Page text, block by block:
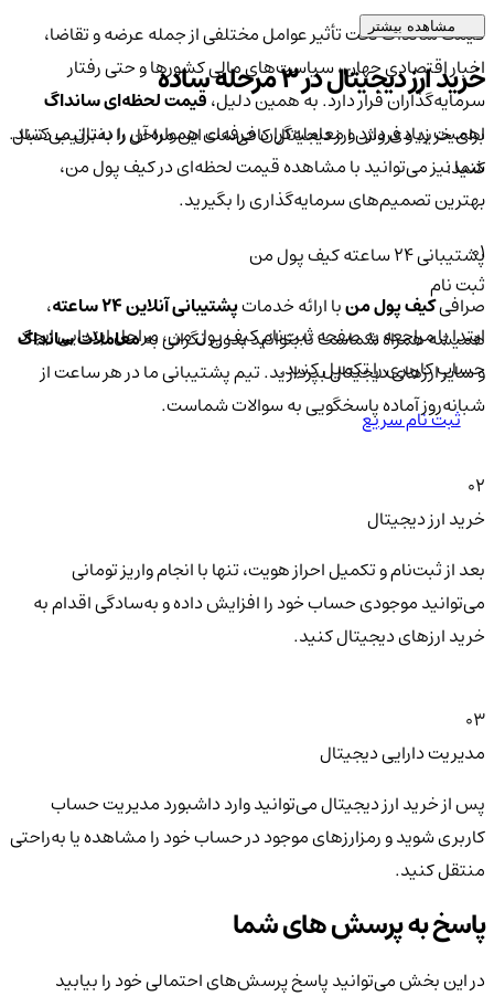
قیمت سانداگ تحت تأثیر عوامل مختلفی از جمله عرضه و تقاضا،
اخبار اقتصادی جهان، سیاست‌های مالی کشورها و حتی رفتار
سرمایه‌گذاران قرار دارد. به همین دلیل،قیمت لحظه‌ای سانداگ
اهمیت زیادی دارد و معامله‌گران حرفه‌ای همواره آن را دنبال می‌کنند.
شما نیز می‌توانید با مشاهده قیمت لحظه‌ای در کیف پول من،
بهترین تصمیم‌های سرمایه‌گذاری را بگیرید.
پشتیبانی ۲۴ ساعته کیف پول من
صرافیکیف پول منبا ارائه خدماتپشتیبانی آنلاین ۲۴ ساعته
،
همیشه همراه شماست تا بتوانید بدون نگرانی بهمعاملات سانداگ
و سایر ارزهای دیجیتال بپردازید. تیم پشتیبانی ما در هر ساعت از
شبانه‌روز آماده پاسخگویی به سوالات شماست.
مشاهده بیشتر
خرید ارز دیجیتال در 3 مرحله ساده
برای خرید و فروش ارز دیجیتال کافی‌ست این مراحل را به‌ترتیب دنبال
کنید:
01
ثبت نام
ابتدا با مراجعه به صفحه ثبت‌نام کیف‌ پول من، مراحل ابتدایی ایجاد
حساب کاربری را تکمیل کنید.
ثبت نام سریع
02
خرید ارز دیجیتال
بعد از ثبت‌نام و تکمیل احراز هویت، تنها با انجام واریز تومانی
می‌توانید موجودی حساب خود را افزایش داده و به‌سادگی اقدام به
خرید ارزهای دیجیتال کنید.
03
مدیریت دارایی دیجیتال
پس از خرید ارز دیجیتال می‌توانید وارد داشبورد مدیریت حساب
کاربری شوید و رمزارزهای موجود در حساب خود را مشاهده یا به‌راحتی
منتقل کنید.
پاسخ به پرسش های شما
در این بخش می‌توانید پاسخ پرسش‌های احتمالی خود را بیابید